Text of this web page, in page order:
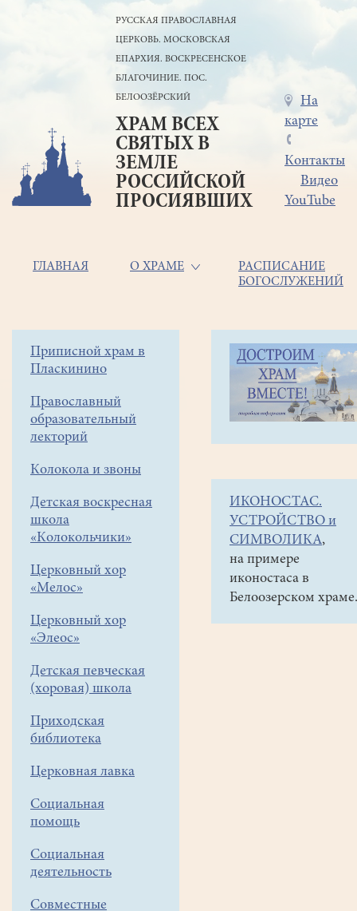
РУССКАЯ ПРАВОСЛАВНАЯ
ЦЕРКОВЬ. МОСКОВСКАЯ
ЕПАРХИЯ. ВОСКРЕСЕНСКОЕ
БЛАГОЧИНИЕ. ПОС.
БЕЛООЗЁРСКИЙ
ХРАМ ВСЕХ
СВЯТЫХ В
ЗЕМЛЕ
РОССИЙСКОЙ
ПРОСИЯВШИХ
Меню
в
шапке
На
карте
Контакты
Видео
YouTube
Основная
ГЛАВНАЯ О ХРАМЕ
РАСПИСАНИЕ
БОГОСЛУЖЕНИЙ
Боковое
меню
Приписной храм в
Пласкинино
Православный
образовательный
лекторий
Колокола и звоны
Детская воскресная
школа
«Колокольчики»
Церковный хор
«Мелос»
Церковный хор
«Элеос»
Детская певческая
(хоровая) школа
Приходская
библиотека
Церковная лавка
Социальная
помощь
Социальная
деятельность
Совместные
Строка
навигации
Объявления
11час.
территории
около
храма
состоится
ИКОНОСТАС.
УСТРОЙСТВО и
СИМВОЛИКА,
на примере
иконостаса в
Белоозерском храме.